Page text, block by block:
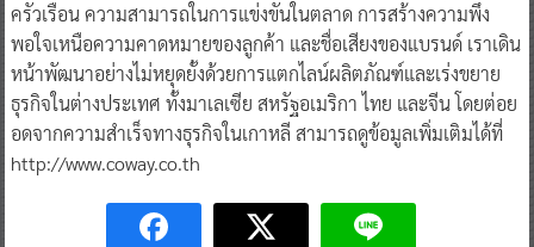
ครัวเรือน ความสามารถในการแข่งขันในตลาด การสร้างความพึง
พอใจเหนือความคาดหมายของลูกค้า และชื่อเสียงของแบรนด์ เราเดิน
หน้าพัฒนาอย่างไม่หยุดยั้งด้วยการแตกไลน์ผลิตภัณฑ์และเร่งขยาย
ธุรกิจในต่างประเทศ ทั้งมาเลเซีย สหรัฐอเมริกา ไทย และจีน โดยต่อย
อดจากความสำเร็จทางธุรกิจในเกาหลี สามารถดูข้อมูลเพิ่มเติมได้ที่
http://www.coway.co.th